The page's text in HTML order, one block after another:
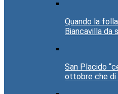
Quando la
Biancavilla da
San Placido
ottobre che di